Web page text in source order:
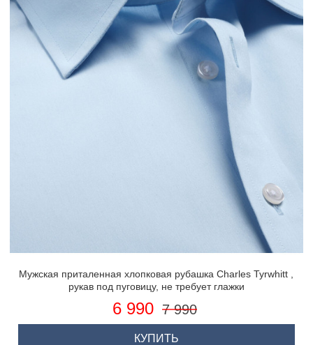
Мужская приталенная хлопковая рубашка Charles Tyrwhitt ,
рукав под пуговицу, не требует глажки
6 990 7 990
КУПИТЬ